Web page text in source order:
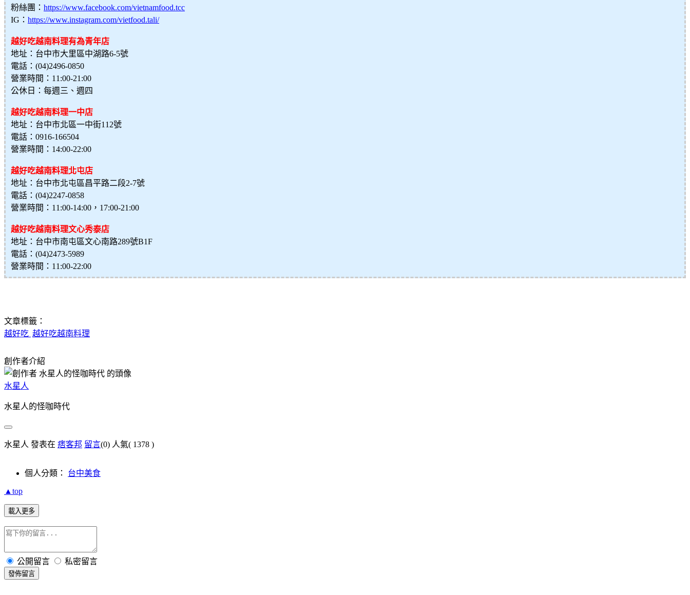
粉絲團： https://www.facebook.com/vietnamfood.tcc
IG： https://www.instagram.com/vietfood.tali/
越好吃越南料理有為青年店
地址：台中市大里區中湖路6-5號
電話：(04)2496-0850
營業時間：11:00-21:00
公休日：每週三、週四
越好吃越南料理一中店
地址：台中市北區一中街112號
電話：0916-166504
營業時間：14:00-22:00
越好吃越南料理北屯店
地址：台中市北屯區昌平路二段2-7號
電話：(04)2247-0858
營業時間：11:00-14:00，17:00-21:00
越好吃越南料理文心秀泰店
地址：台中市南屯區文心南路289號B1F
電話：(04)2473-5989
營業時間：11:00-22:00
文章標籤：
越好吃 越好吃越南料理
創作者介紹
水星人
水星人的怪咖時代
水星人 發表在 痞客邦 留言(0) 人氣( 1378 )
個人分類： 台中美食
▲top
載入更多
公開留言 私密留言
發佈留言